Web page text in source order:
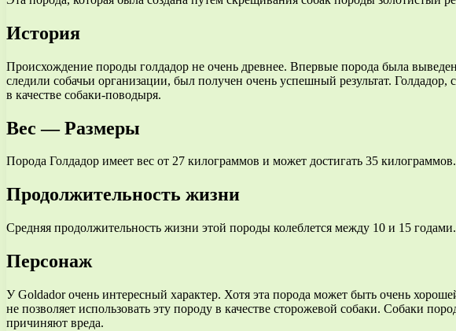
История
Происхождение породы голдадор не очень древнее. Впервые порода была
следили собачьи организации, был получен очень успешный результат.
в качестве собаки-поводыря.
Вес — Размеры
Порода Голдадор имеет вес от 27 килограммов и может достигать 35
Продолжительность жизни
Средняя продолжительность жизни этой породы колеблется между 10 и 15 годами.
Персонаж
У Goldador очень интересный характер. Хотя эта порода может быть очень
не позволяет использовать эту породу в качестве сторожевой собаки. Собаки
причиняют вреда.